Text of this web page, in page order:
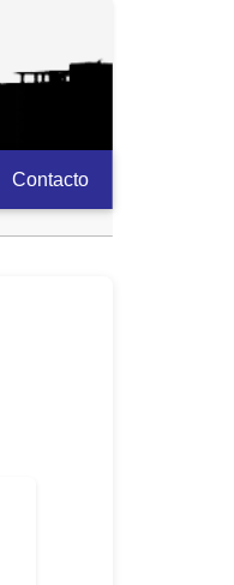
Contacto